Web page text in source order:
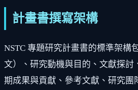
計畫書撰寫架構
NSTC 專題研究計畫書的標準架構
文）、研究動機與目的、文獻探討
期成果與貢獻、參考文獻、研究團